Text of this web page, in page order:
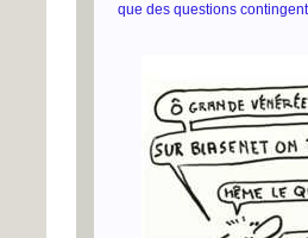
que des questions